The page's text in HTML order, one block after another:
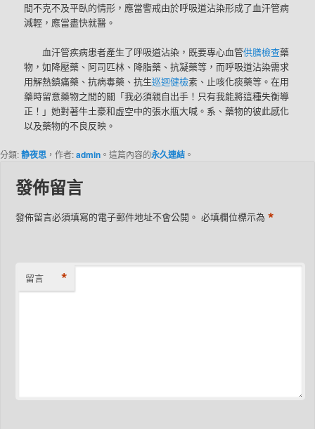
間不克不及平臥的情形，應當警戒由於呼吸道沾染形成了血汗管病
減輕，應當盡快就醫。
血汗管疾病患者產生了呼吸道沾染，既要專心血管供膳檢查藥
物，如降壓藥、阿司匹林、降脂藥、抗凝藥等，而呼吸道沾染需求
用解熱鎮痛藥、抗病毒藥、抗生巡迴健檢素、止咳化痰藥等。在用
藥時留意藥物之間的關「我必須親自出手！只有我能將這種失衡導
正！」她對著牛土豪和虛空中的張水瓶大喊。系、藥物的彼此感化
以及藥物的不良反映。
分類:静夜思 ，作者:admin 。這篇內容的永久連結 。
發佈留言
發佈留言必須填寫的電子郵件地址不會公開。 必填欄位標示為*
留言 *